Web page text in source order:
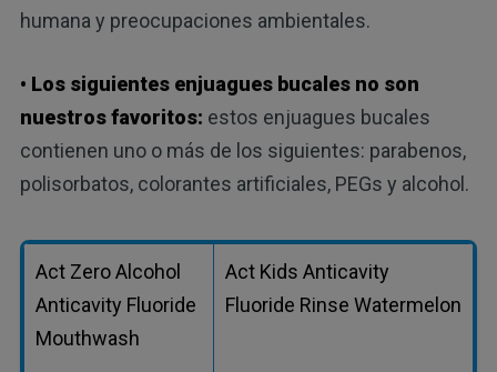
humana y preocupaciones ambientales.
• Los siguientes enjuagues bucales no son
nuestros favoritos: estos enjuagues bucales
contienen uno o más de los siguientes: parabenos,
polisorbatos, colorantes artificiales, PEGs y alcohol.
Act Zero Alcohol
Anticavity Fluoride
Mouthwash
Act Kids Anticavity
Fluoride Rinse Watermelon